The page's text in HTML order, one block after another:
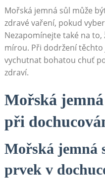
Mořská jemná sůl může
zdravé vaření, pokud
Nezapomínejte také na
mírou. Při dodržení
vychutnat bohatou chuť
zdraví.
Mořská
při
Mořská jemná
prvek v